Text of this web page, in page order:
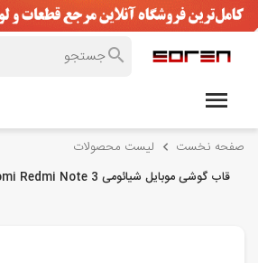
صفحه نخست لیست محصولات
قاب گوشی موبایل شیائومی Xiaomi Redmi Note 3